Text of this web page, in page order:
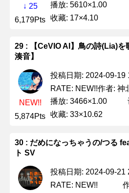
↓ 25
6,179Pts
播放: 5610×1.00
收藏: 17×4.10
29 : 【CeVIO AI】鳥の詩(Lia)を
湊音】
NEW!!
5,874Pts
投稿日期: 2024-09-19
RATE: NEW!!作者: 神
播放: 3466×1.00
收藏: 33×10.62
30 : だめになっちゃうの/つる
ト SV
投稿日期: 2024-09-21
RATE: NEW!!